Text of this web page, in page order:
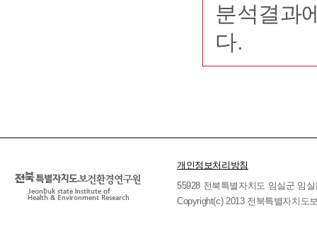
분석결과
다.
개인정보처리방침
55928 전북특별자치도 임실군 임
Copyright(c) 2013 전북특별자치도